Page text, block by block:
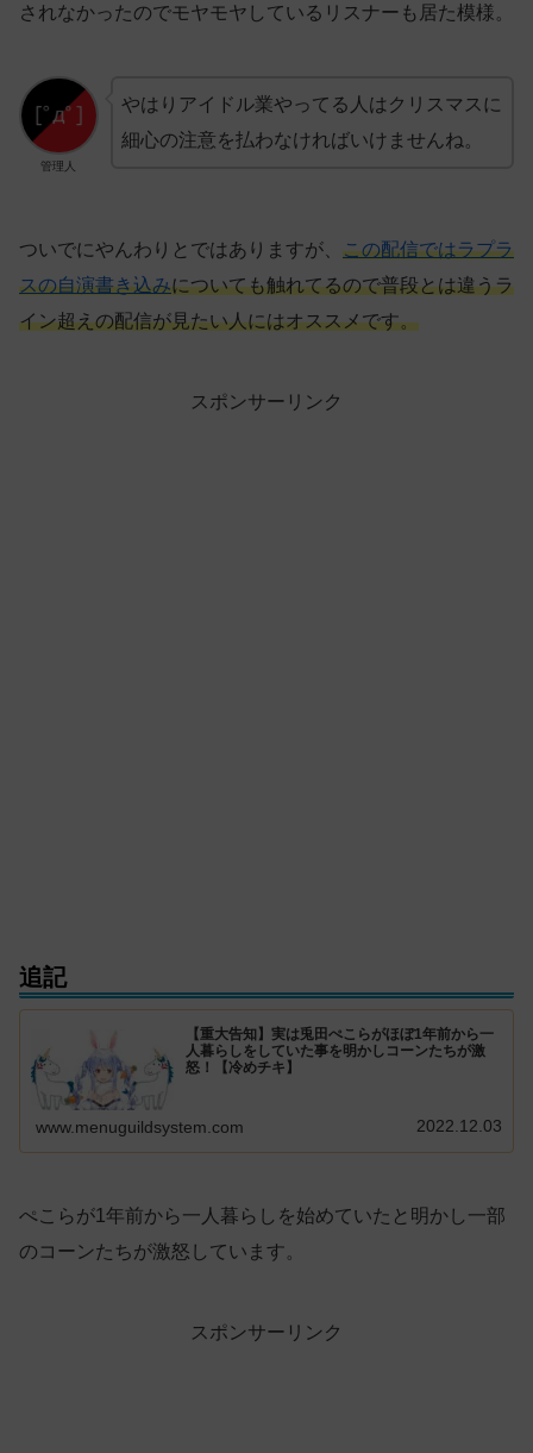
されなかったのでモヤモヤしているリスナーも居た模様。
管理人
やはりアイドル業やってる人はクリスマスに
細心の注意を払わなければいけませんね。
ついでにやんわりとではありますが、 この配信ではラプラ
スの自演書き込みについても触れてるので普段とは違うラ
イン超えの配信が見たい人にはオススメです。
スポンサーリンク
追記
【重大告知】実は兎田ぺこらがほぼ1年前から一
人暮らしをしていた事を明かしコーンたちが激
怒！【冷めチキ】
www.menuguildsystem.com 2022.12.03
ぺこらが1年前から一人暮らしを始めていたと明かし一部
のコーンたちが激怒しています。
スポンサーリンク